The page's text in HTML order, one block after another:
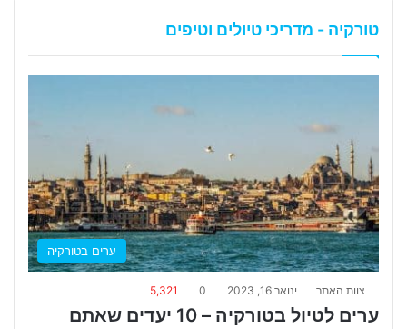
טורקיה - מדריכי טיולים וטיפים
ערים בטורקיה
צוות האתר ינואר 16, 2023 0
5,321
ערים לטיול בטורקיה – 10 יעדים שאתם